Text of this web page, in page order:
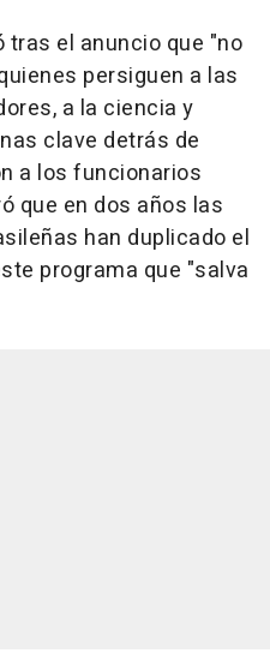
el anuncio que "no
persiguen a las
a la ciencia y
clave detrás de
a los funcionarios
que en dos años las
han duplicado el
programa que "salva